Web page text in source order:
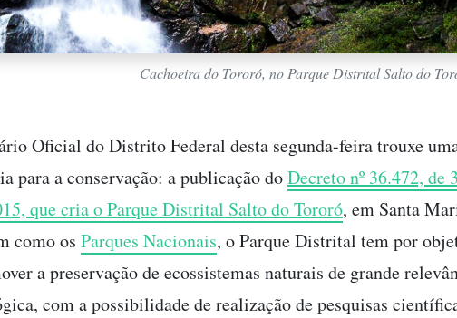
Cachoeira do Tororó, no Parque Distrital Salto do
Oficial do Distrito Federal desta segunda-feira trouxe
para a conservação: a publicação doDecreto nº 36.472, de
que cria o Parque Distrital Salto do Tororó, em Santa
como os Parques Nacionais, o Parque Distrital tem por
a preservação de ecossistemas naturais de grande
com a possibilidade de realização de pesquisas